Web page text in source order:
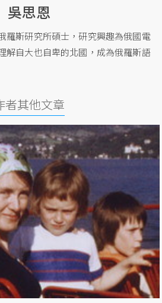
吳思恩
羅斯研究所碩士，研究興趣為俄國電
解自大也自卑的北國，成為俄羅斯語
者其他文章